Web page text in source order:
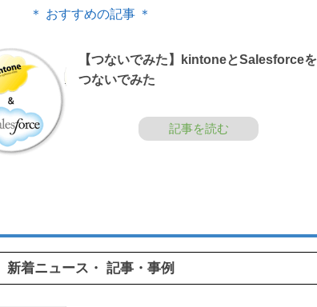
＊ おすすめの記事 ＊
【つないでみた】kintoneとSalesforceを
つないでみた
記事を読む
新着ニュース・ 記事・事例